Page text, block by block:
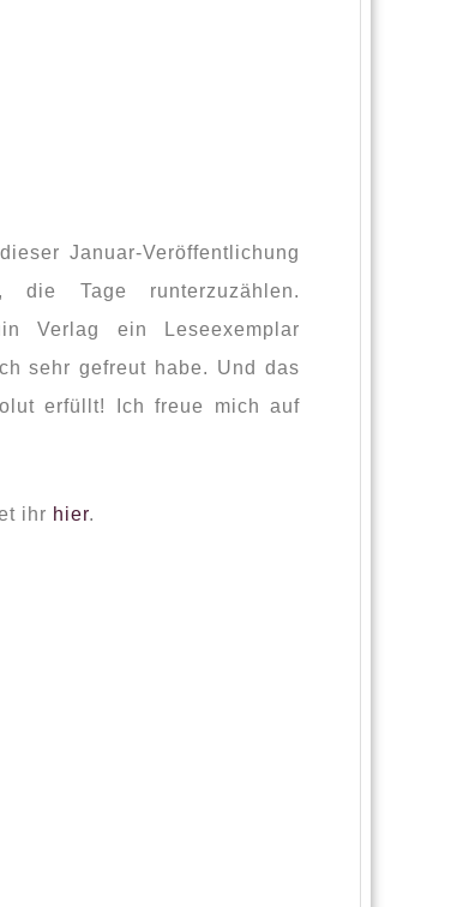
Januar-Veröffentlichung
die Tage runterzuzählen.
Verlag ein Leseexemplar
sehr gefreut habe. Und das
erfüllt! Ich freue mich auf
ihr hier.